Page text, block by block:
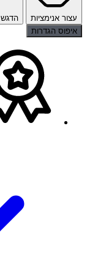
עצור אנימציות
הדגש
איפוס הגדרות